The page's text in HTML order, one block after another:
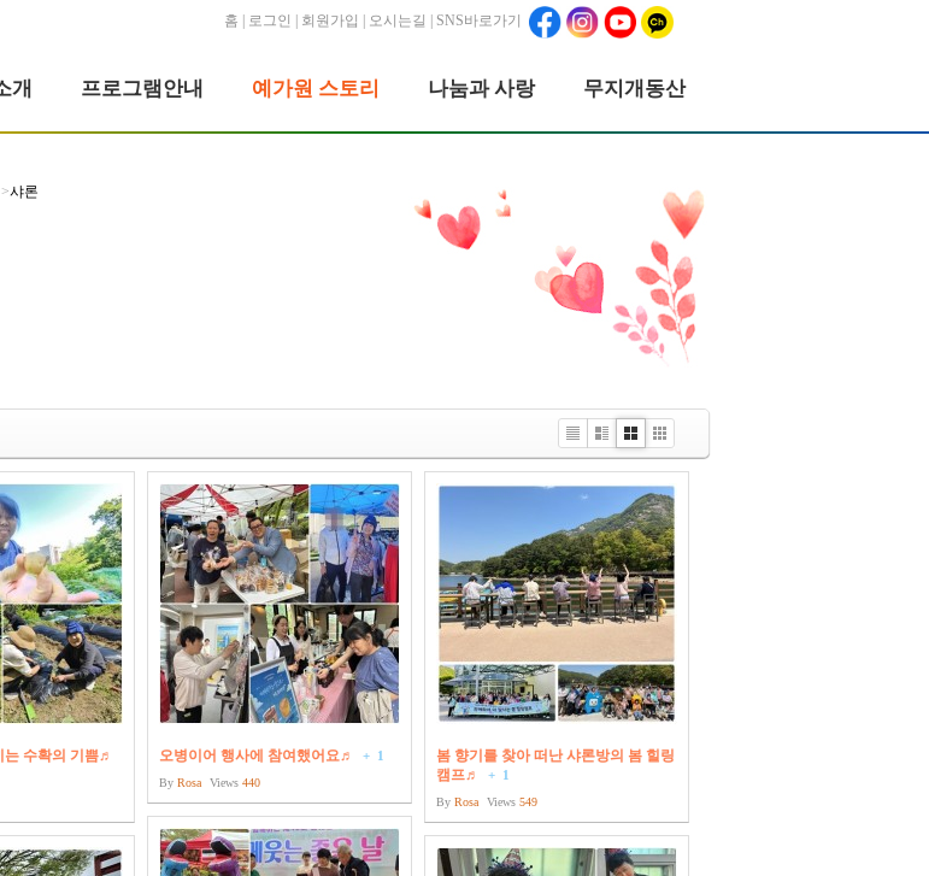
홈 로그인 회원가입 오시는길 | SNS바로가기
개 프로그램안내 예가원 스토리 나눔과 사랑 무지개동산
샤론
List WebzineGalleryPicture
는 수확의 기쁨♬ 오병이어 행사에 참여했어요♬ + 1
By Rosa Views 440
봄 향기를 찾아 떠난 샤론방의 봄 힐링
캠프♬
+ 1
By Rosa Views 549